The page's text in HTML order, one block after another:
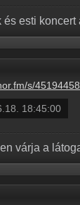
és esti
5-
18:45:00
várja a